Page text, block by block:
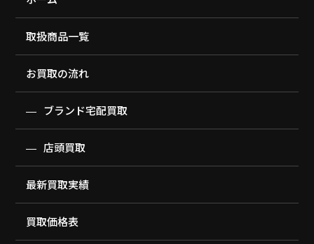
取扱商品一覧
お買取の流れ
ブランド宅配買取
店頭買取
最新買取実績
買取価格表